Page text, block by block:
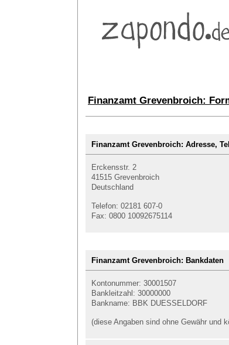
Finanzamt Grevenbroich:
Finanzamt Grevenbroich: Adresse,
Erckensstr. 2
41515 Grevenbroich
Deutschland
Telefon: 02181 607-0
Fax: 0800 10092675114
Finanzamt Grevenbroich: Bankdaten
Kontonummer: 30001507
Bankleitzahl: 30000000
Bankname: BBK DUESSELDORF
(diese Angaben sind ohne Gewähr und